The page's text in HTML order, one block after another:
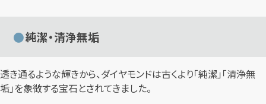
純潔・清浄無垢
透き通るような輝きから、ダイヤモンドは古くより「純潔」「清浄無
垢」を象徴する宝石とされてきました。